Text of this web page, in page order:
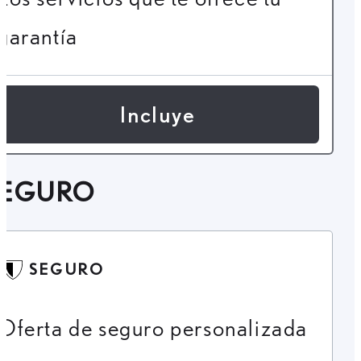
Incluye
SEGURO
de seguro personalizada